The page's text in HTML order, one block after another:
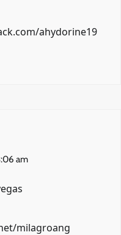
ahydorine19
am
milagroang